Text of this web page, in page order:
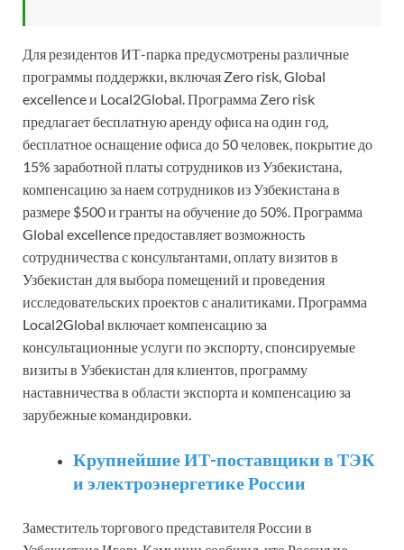
Для резидентов ИТ-парка предусмотрены различные
программы поддержки, включая Zero risk, Global
excellence и Local2Global. Программа Zero risk
предлагает бесплатную аренду офиса на один год,
бесплатное оснащение офиса до 50 человек, покрытие до
15% заработной платы сотрудников из Узбекистана,
компенсацию за наем сотрудников из Узбекистана в
размере $500 и гранты на обучение до 50%. Программа
Global excellence предоставляет возможность
сотрудничества с консультантами, оплату визитов в
Узбекистан для выбора помещений и проведения
исследовательских проектов с аналитиками. Программа
Local2Global включает компенсацию за
консультационные услуги по экспорту, спонсируемые
визиты в Узбекистан для клиентов, программу
наставничества в области экспорта и компенсацию за
зарубежные командировки.
Крупнейшие ИТ-поставщики в ТЭК
и электроэнергетике России
Заместитель торгового представителя России в